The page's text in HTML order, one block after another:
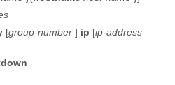
[group-number ] ip [ip-address